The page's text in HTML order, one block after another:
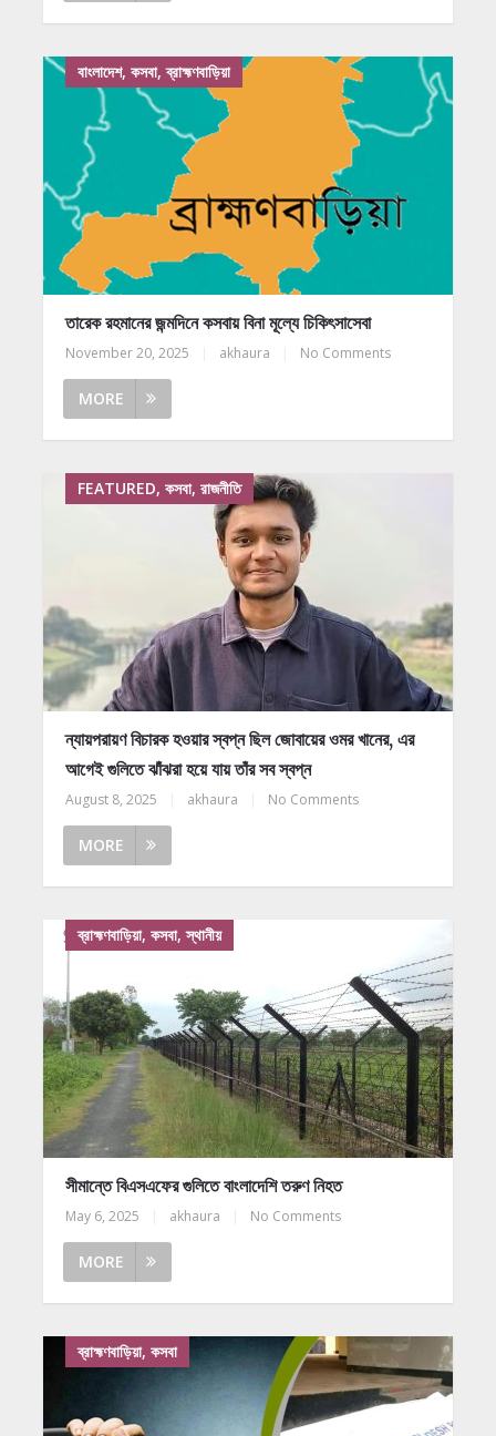
বাংলাদেশ, কসবা, ব্রাহ্মণবাড়িয়া
তারেক রহমানের জন্মদিনে কসবায় বিনা মূল্যে চিকিৎসাসেবা
November 20, 2025 akhaura No Comments
MORE
FEATURED, কসবা, রাজনীতি
ন্যায়পরায়ণ বিচারক হওয়ার স্বপ্ন ছিল জোবায়ের ওমর খানের, এর
আগেই গুলিতে ঝাঁঝরা হয়ে যায় তাঁর সব স্বপ্ন
August 8, 2025 akhaura No Comments
MORE
ব্রাহ্মণবাড়িয়া, কসবা, স্থানীয়
সীমান্তে বিএসএফের গুলিতে বাংলাদেশি তরুণ নিহত
May 6, 2025 akhaura No Comments
MORE
ব্রাহ্মণবাড়িয়া, কসবা